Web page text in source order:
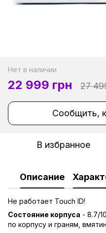
Нет в наличии
22 999 грн 27
Сообщить,
В избранное
Описание
Не работает Touch ID!
Состояние корпуса - 8.7/
по корпусу и граням,